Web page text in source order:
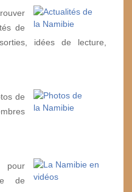
de
idées de lecture,
de
pour
de